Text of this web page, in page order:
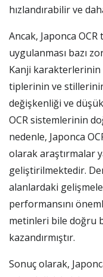
hızlandırabilir ve
Ancak, Japonca
uygulanması bazı
Kanji karakterlerinin
tiplerinin ve stillerinin
değişkenliği ve
OCR sistemlerinin
nedenle, Japonca
olarak araştırmalar
geliştirilmektedir.
alanlardaki
performansını
metinleri bile doğru
kazandırmıştır.
Sonuç olarak,